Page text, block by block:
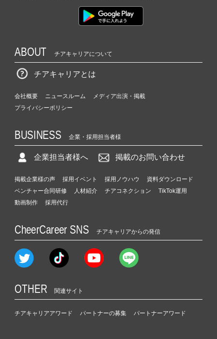
ABOUT チアキャリアについて
チアキャリアとは
会社概要 ニュースルーム
メディア出演・掲載
プライバシーポリシー
BUSINESS 企業・採用担当者様
企業担当者様へ 掲載のお問い合わせ
掲載企業様の声 採用イベント 採用ノウハウ
資料ダウンロード
ベンチャー合同研修
人材紹介 チアコネクション
TikTok運用
動画制作
採用代行
CheerCareer SNS チアキャリアからの発信
OTHER 関連サイト
チアキャリアアワード パートナーの募集 パートナーアワード